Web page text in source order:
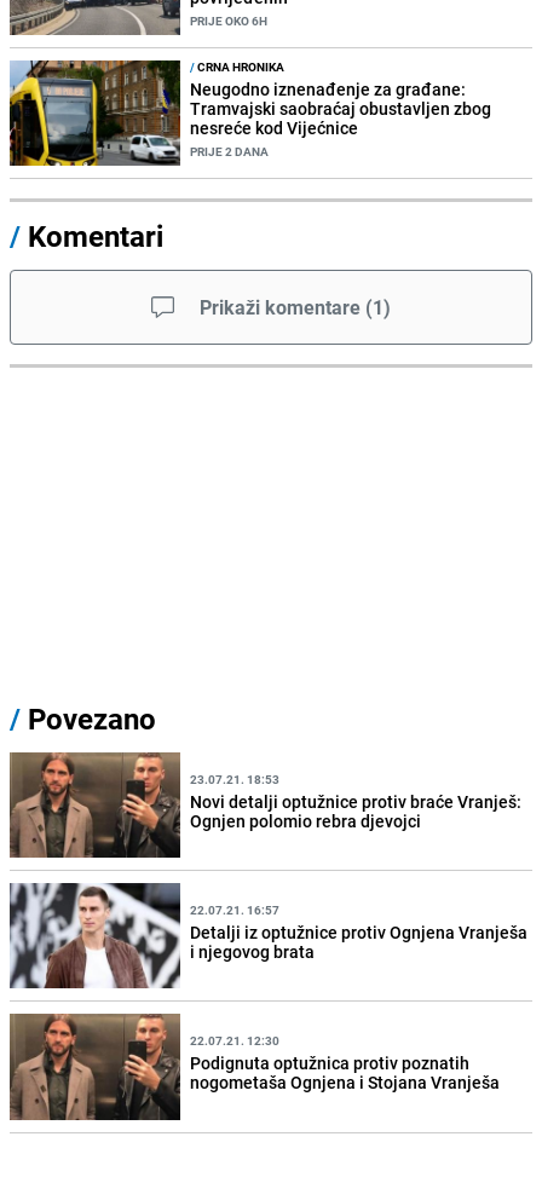
PRIJE OKO 6H
/CRNA HRONIKA
Neugodno iznenađenje za građane:
Tramvajski saobraćaj obustavljen zbog
nesreće kod Vijećnice
PRIJE 2 DANA
/ Komentari
Prikaži komentare (1)
/ Povezano
23.07.21. 18:53
Novi detalji optužnice protiv braće Vranješ:
Ognjen polomio rebra djevojci
22.07.21. 16:57
Detalji iz optužnice protiv Ognjena Vranješa
i njegovog brata
22.07.21. 12:30
Podignuta optužnica protiv poznatih
nogometaša Ognjena i Stojana Vranješa